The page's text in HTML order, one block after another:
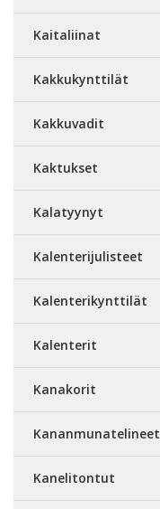
Kaitaliinat
Kakkukynttilät
Kakkuvadit
Kaktukset
Kalatyynyt
Kalenterijulisteet
Kalenterikynttilät
Kalenterit
Kanakorit
Kananmunatelineet
Kanelitontut